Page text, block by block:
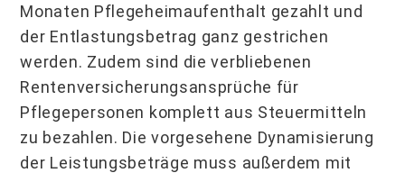
Monaten Pflegeheimaufenthalt gezahlt und
der Entlastungsbetrag ganz gestrichen
werden. Zudem sind die verbliebenen
Rentenversicherungsansprüche für
Pflegepersonen komplett aus Steuermitteln
zu bezahlen. Die vorgesehene Dynamisierung
der Leistungsbeträge muss außerdem mit